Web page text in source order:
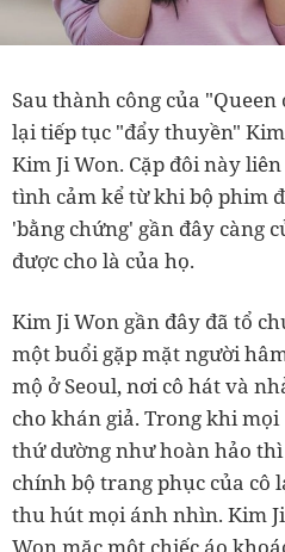
Sau thành công của
lại tiếp tục "đẩy thuyền"
Kim Ji Won. Cặp đôi này
tình cảm kể từ khi bộ phim
'bằng chứng' gần đây càng
được cho là của họ.
Kim Ji Won gần đây đã tổ
một buổi gặp mặt người
mộ ở Seoul, nơi cô hát và
cho khán giả. Trong khi mọi
thứ dường như hoàn hảo thì
chính bộ trang phục của cô
thu hút mọi ánh nhìn. Kim Ji